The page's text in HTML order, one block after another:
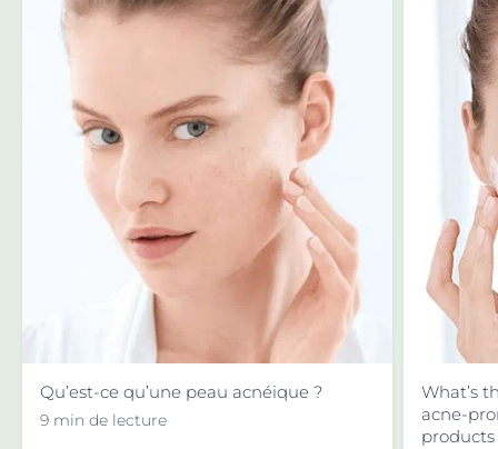
Qu’est-ce qu’une peau acnéique ?
9 min de lecture
What’s
acne-
products